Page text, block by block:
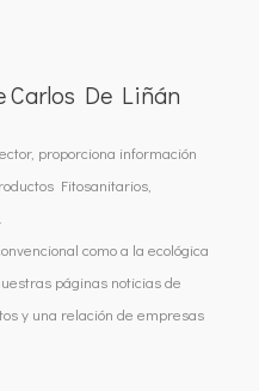
Carlos De Liñán
proporciona información
Fitosanitarios,
como a la ecológica
páginas noticias de
y una relación de empresas